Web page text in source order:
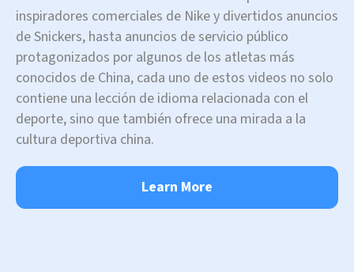
inspiradores comerciales de Nike y divertidos anuncios
de Snickers, hasta anuncios de servicio público
protagonizados por algunos de los atletas más
conocidos de China, cada uno de estos videos no solo
contiene una lección de idioma relacionada con el
deporte, sino que también ofrece una mirada a la
cultura deportiva china.
Learn More